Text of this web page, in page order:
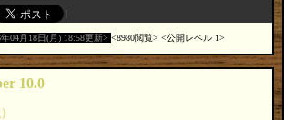
年04月18日(月) 18:58更新 8980閲覧 公開レベル 1
10.0